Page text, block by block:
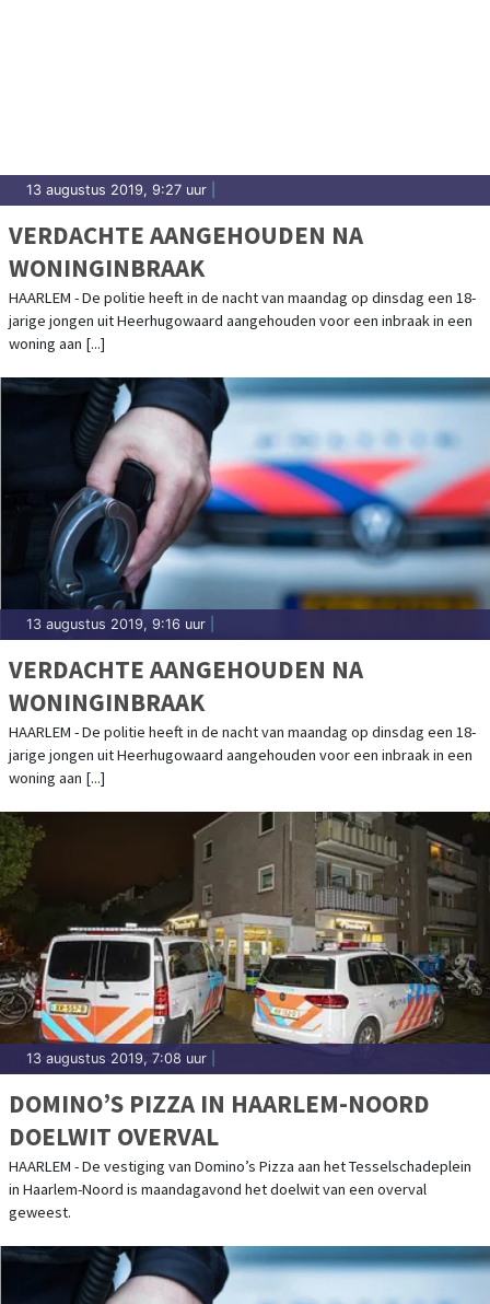
13 augustus 2019, 9:27 uur
VERDACHTE AANGEHOUDEN NA
WONINGINBRAAK
HAARLEM - De politie heeft in de nacht van maandag op dinsdag een 18-
jarige jongen uit Heerhugowaard aangehouden voor een inbraak in een
woning aan [...]
13 augustus 2019, 9:16 uur
VERDACHTE AANGEHOUDEN NA
WONINGINBRAAK
HAARLEM - De politie heeft in de nacht van maandag op dinsdag een 18-
jarige jongen uit Heerhugowaard aangehouden voor een inbraak in een
woning aan [...]
13 augustus 2019, 7:08 uur
DOMINO’S PIZZA IN HAARLEM-NOORD
DOELWIT OVERVAL
HAARLEM - De vestiging van Domino’s Pizza aan het Tesselschadeplein
in Haarlem-Noord is maandagavond het doelwit van een overval
geweest.